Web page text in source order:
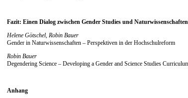
Fazit: Einen Dialog zwischen Gender Studies und
Helene Götschel, Robin Bauer
Gender in Naturwissenschaften – Perspektiven in der Hochschulreform
Robin Bauer
Degendering Science – Developing a Gender and Science Studies
Anhang